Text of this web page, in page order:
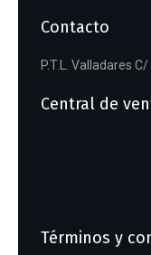
Contacto
P.T.L. Valladares
Central de
Términos y